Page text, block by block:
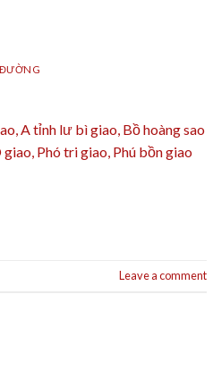
ĐƯỜNG
A tỉnh lư bì giao, Bồ hoàng sao
Phó tri giao, Phú bồn giao
Leave a comment